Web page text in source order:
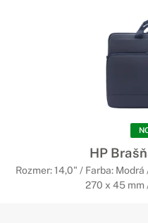
HP
Rozmer: 14,0" / Farba:
270 x 45